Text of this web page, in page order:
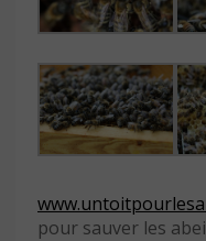
pour sauver les